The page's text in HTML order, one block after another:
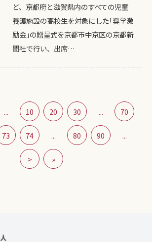
ど、京都府と滋賀県内のすべての児童
養護施設の高校生を対象にした｢奨学激
励金｣の贈呈式を京都市中京区の京都新
聞社で行い、出席…
... 10 20 30 ... 70
73 74 ... 80 90 ...
> »